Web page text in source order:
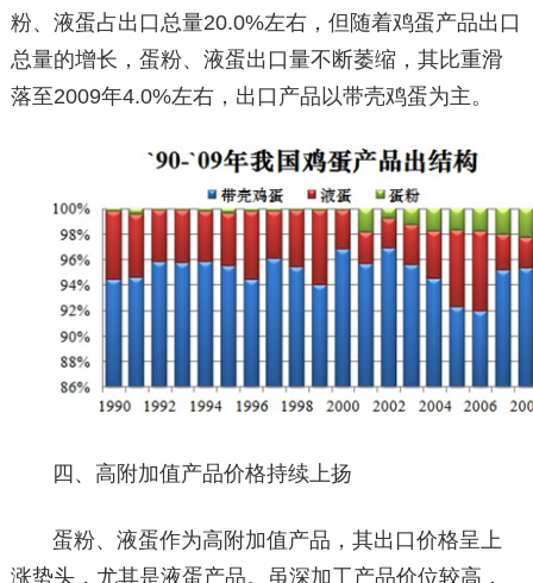
粉、液蛋占出口总量20.0%左右，但随着鸡蛋产品出口
总量的增长，蛋粉、液蛋出口量不断萎缩，其比重滑
落至2009年4.0%左右，出口产品以带壳鸡蛋为主。
四、高附加值产品价格持续上扬
蛋粉、液蛋作为高附加值产品，其出口价格呈上
涨势头，尤其是液蛋产品。虽深加工产品价位较高，